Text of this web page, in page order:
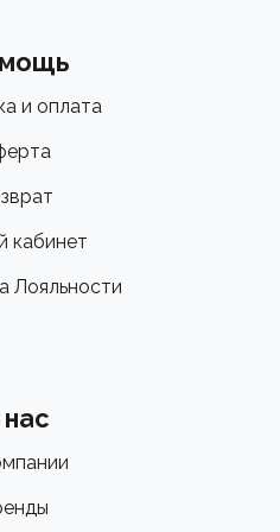
и оплата
кабинет
Лояльности